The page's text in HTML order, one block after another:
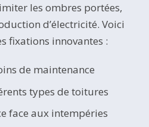
les ombres portées,
d’électricité. Voici
fixations innovantes :
de maintenance
types de toitures
face aux intempéries